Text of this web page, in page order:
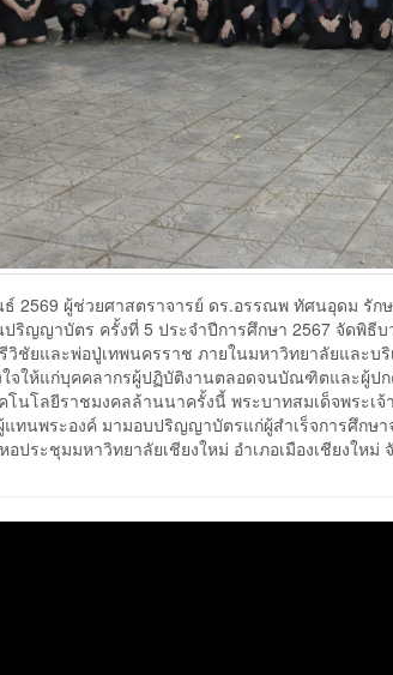
2569 ผู้ช่วยศาสตราจารย์ ดร.อรรณพ ทัศนอุดม รั
ริญญาบัตร ครั้งที่ 5 ประจำปีการศึกษา 2567 จัดพิธี
วิชัยและพ่อปู่เทพนครราช ภายในมหาวิทยาลัยและ
จให้แก่บุคคลากรผู้ปฏิบัติงานตลอดจนบัณฑิตและผู้ป
โนโลยีราชมงคลล้านนาครั้งนี้ พระบาทสมเด็จพระ
แทนพระองค์ มามอบปริญญาบัตรแก่ผู้สำเร็จการศึกษ
ประชุมมหาวิทยาลัยเชียงใหม่ อำเภอเมืองเชียงให